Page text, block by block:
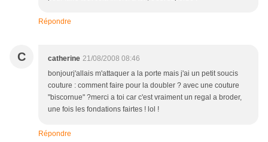
Répondre
C catherine 21/08/2008 08:46
bonjourj'allais m'attaquer a la porte mais j'ai un petit soucis
couture : comment faire pour la doubler ? avec une couture
"biscornue" ?merci a toi car c'est vraiment un regal a broder,
une fois les fondations fairtes ! lol !
Répondre